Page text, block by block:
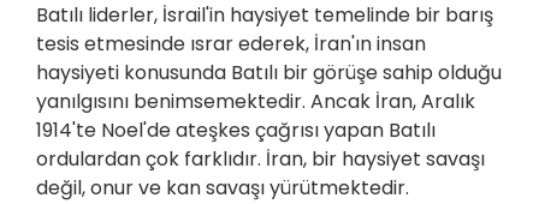
Batılı liderler, İsrail'in haysiyet temelinde bir barış
tesis etmesinde ısrar ederek, İran'ın insan
haysiyeti konusunda Batılı bir görüşe sahip olduğu
yanılgısını benimsemektedir. Ancak İran, Aralık
1914'te Noel'de ateşkes çağrısı yapan Batılı
ordulardan çok farklıdır. İran, bir haysiyet savaşı
değil, onur ve kan savaşı yürütmektedir.